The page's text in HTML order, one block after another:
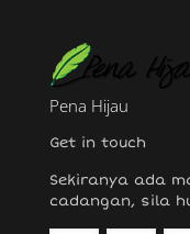
Pena Hijau
Get in touch
Sekiranya ada
cadangan, sila